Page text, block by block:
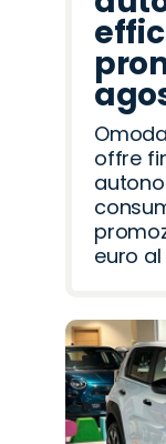
offre
euro